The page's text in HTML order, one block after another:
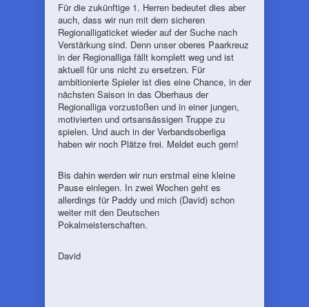
Für die zukünftige 1. Herren bedeutet dies aber
auch, dass wir nun mit dem sicheren
Regionalligaticket wieder auf der Suche nach
Verstärkung sind. Denn unser oberes Paarkreuz
in der Regionalliga fällt komplett weg und ist
aktuell für uns nicht zu ersetzen. Für
ambitionierte Spieler ist dies eine Chance, in der
nächsten Saison in das Oberhaus der
Regionalliga vorzustoßen und in einer jungen,
motivierten und ortsansässigen Truppe zu
spielen. Und auch in der Verbandsoberliga
haben wir noch Plätze frei. Meldet euch gern!
Bis dahin werden wir nun erstmal eine kleine
Pause einlegen. In zwei Wochen geht es
allerdings für Paddy und mich (David) schon
weiter mit den Deutschen
Pokalmeisterschaften.
David